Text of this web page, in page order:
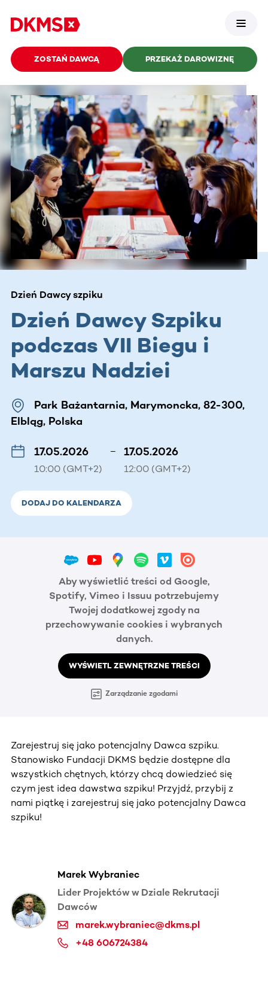
ZOSTAŃ DAWCĄ PRZEKAŻ DAROWIZNĘ
Dzień Dawcy szpiku
Dzień Dawcy Szpiku
podczas VII Biegu i
Marszu Nadziei
Park Bażantarnia, Marymoncka, 82-300,
Elbląg, Polska
17.05.2026
10:00 (GMT+2)
– 17.05.2026
12:00 (GMT+2)
DODAJ DO KALENDARZA
Aby wyświetlić treści od Google,
Spotify, Vimeo i Issuu potrzebujemy
Twojej dodatkowej zgody na
przechowywanie cookies i wybranych
danych.
WYŚWIETL ZEWNĘTRZNE TREŚCI
Zarządzanie zgodami
Zarejestruj się jako potencjalny Dawca szpiku.
Stanowisko Fundacji DKMS będzie dostępne dla
wszystkich chętnych, którzy chcą dowiedzieć się
czym jest idea dawstwa szpiku! Przyjdź, przybij z
nami piątkę i zarejestruj się jako potencjalny Dawca
szpiku!
Marek Wybraniec
Lider Projektów w Dziale Rekrutacji
Dawców
marek.wybraniec@dkms.pl
+48 606724384